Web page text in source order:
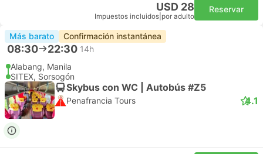
USD 28
Impuestos incluidos por adulto
Reservar
Más barato Confirmación instantánea
08:30 22:30 14h
Alabang, Manila
SITEX, Sorsogón
Skybus con WC | Autobús #Z5
Penafrancia Tours 4.1